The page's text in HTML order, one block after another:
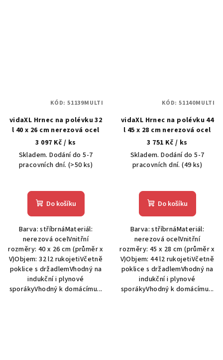
vidaXL Hrnec na polévku 32
l 40 x 26 cm nerezová ocel
3 097 Kč / ks
Skladem. Dodání do 5-7
pracovních dní.(>50 ks)
Do košíku
Barva: stříbrnáMateriál:
nerezová ocelVnitřní
rozměry: 40 x 26 cm (průměr x
V)Objem: 32 l2 rukojetiVčetně
poklice s držadlemVhodný na
indukční i plynové
sporákyVhodný k domácímu...
KÓD: 51139MULTI
vidaXL Hrnec na polévku 44
l 45 x 28 cm nerezová ocel
3 751 Kč / ks
Skladem. Dodání do 5-7
pracovních dní.(49 ks)
Do košíku
Barva: stříbrnáMateriál:
nerezová ocelVnitřní
rozměry: 45 x 28 cm (průměr x
V)Objem: 44 l2 rukojetiVčetně
poklice s držadlemVhodný na
indukční i plynové
sporákyVhodný k domácímu...
KÓD: 51140MULTI